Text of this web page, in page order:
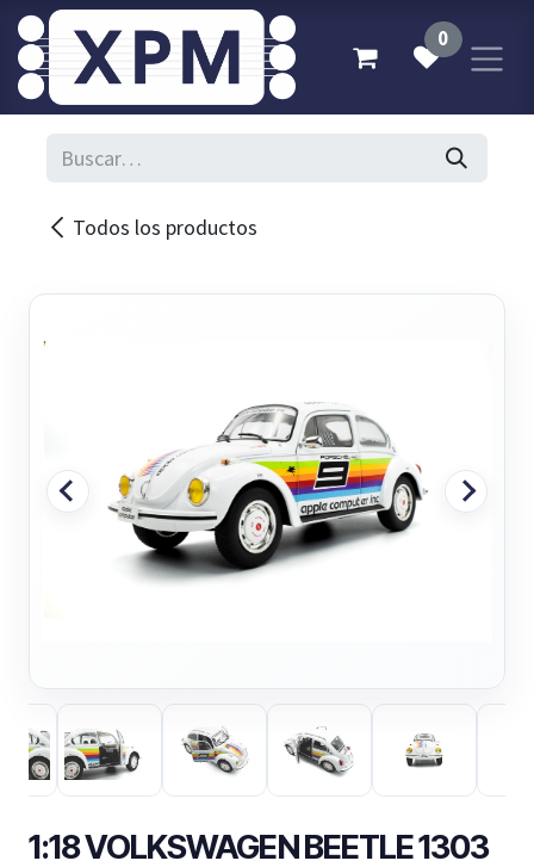
Ir al contenido
0
Todos los productos
1:18 VOLKSWAGEN BEETLE 1303